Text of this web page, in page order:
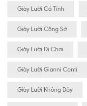
Giày Lười Cá Tính
Giày Lười Công Sở
Giày Lười Đi Chơi
Giày Lười Gianni Conti
Giày Lười Không Dây